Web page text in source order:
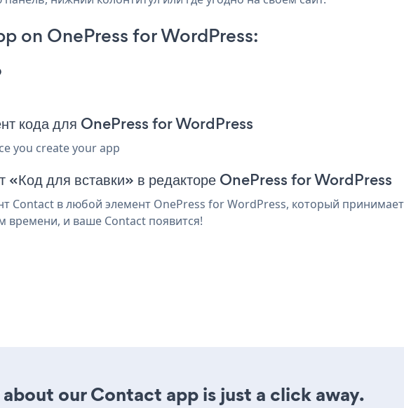
on OnePress for WordPress:
кода для OnePress for WordPress
you create your app
«Код для вставки» в редакторе OnePress for WordPress
Contact в любой элемент OnePress for WordPress, который
времени, и ваше Contact появится!
our Contact app is just a click away.